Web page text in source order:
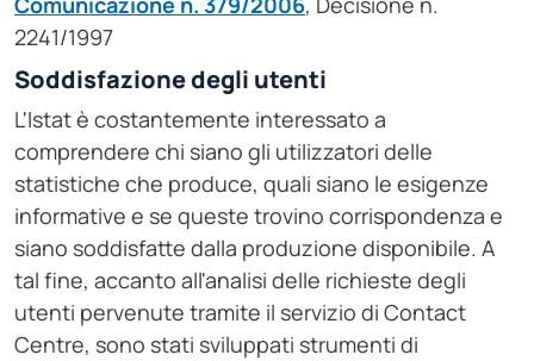
2241/1997
Soddisfazione degli utenti
L'Istat è costantemente interessato a
comprendere chi siano gli utilizzatori delle
statistiche che produce, quali siano le esigenze
informative e se queste trovino corrispondenza e
siano soddisfatte dalla produzione disponibile. A
tal fine, accanto all'analisi delle richieste degli
utenti pervenute tramite il servizio di Contact
Centre, sono stati sviluppati strumenti di